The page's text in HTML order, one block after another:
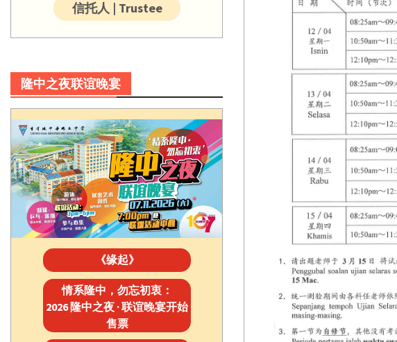
信托人 | Trustee
隆中之夜联谊晚宴
《缘起》
情系隆中，勿忘初衷：
2026 隆中之夜 · 联谊晚宴开始
售票